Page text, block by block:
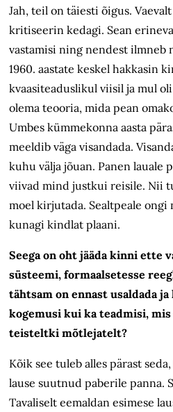
Jah, teil on täiesti õigus.
kritiseerin kedagi. Sean
vastamisi ning nendest ilmneb
1960. aastate keskel hakkasin
kvaasiteaduslikul viisil ja mul
olema teooria, mida pean
Umbes kümmekonna aasta
meeldib väga visandada.
kuhu välja jõuan. Panen lauale
viivad mind justkui reisile. Nii
moel kirjutada. Sealtpeale
kunagi kindlat plaani.
Seega on oht jääda kinni ette
süsteemi, formaalsetesse
tähtsam on ennast usaldada
kogemusi kui ka teadmisi,
teisteltki mõtlejatelt?
Kõik see tuleb alles pärast
lause suutnud paberile panna.
Tavaliselt eemaldan esimese